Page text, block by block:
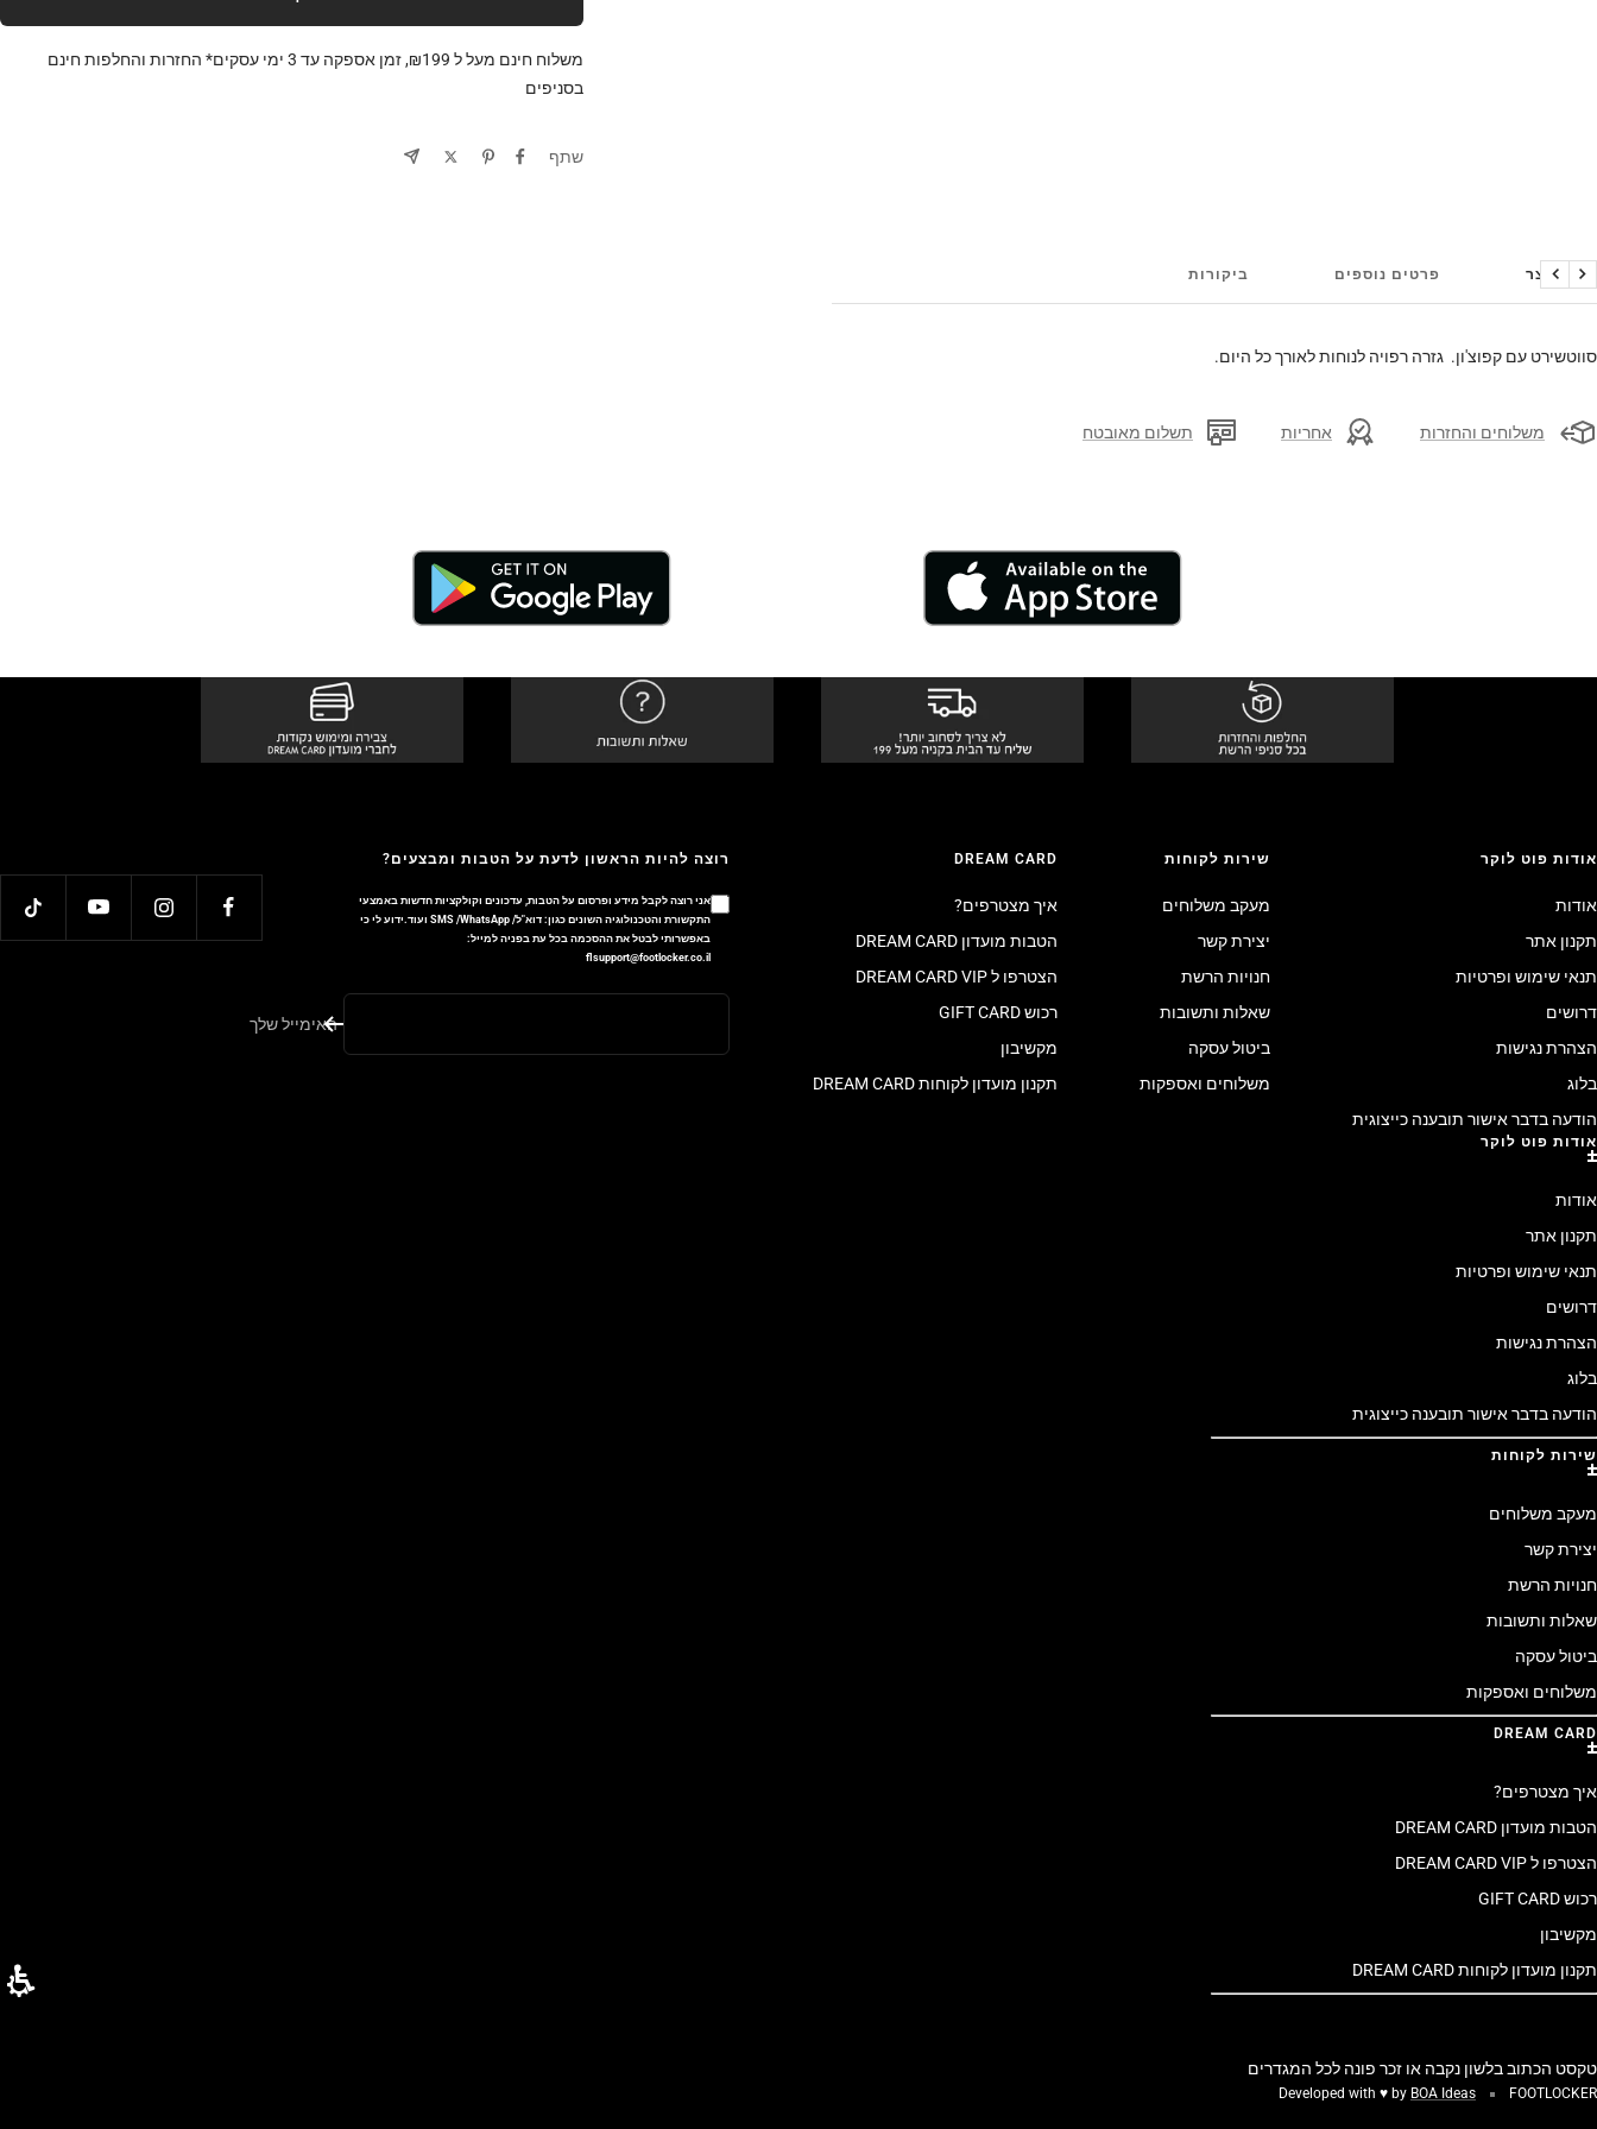
משלוח חינם מעל ל ₪199, זמן אספקה עד 3 ימי עסקים* החזרות והחלפות חינם
בסניפים
שתף
על המוצר פרטים נוספים ביקורות
הקודם
הבא
סווטשירט עם קפוצ'ון. גזרה רפויה לנוחות לאורך כל היום.
משלוחים והחזרות אחריות תשלום מאובטח
אודות פוט לוקר
אודות
תקנון אתר
תנאי שימוש ופרטיות
דרושים
הצהרת נגישות
בלוג
הודעה בדבר אישור תובענה כייצוגית
שירות לקוחות
מעקב משלוחים
יצירת קשר
חנויות הרשת
שאלות ותשובות
ביטול עסקה
משלוחים ואספקות
DREAM CARD
איך מצטרפים?
הטבות מועדון DREAM CARD
הצטרפו ל DREAM CARD VIP
רכוש GIFT CARD
מקשיבון
תקנון מועדון לקוחות DREAM CARD
רוצה להיות הראשון לדעת על הטבות ומבצעים?
אני רוצה לקבל מידע ופרסום על הטבות, עדכונים וקולקציות חדשות באמצעי
התקשורת והטכנולוגיה השונים כגון: דוא"ל/ SMS /WhatsApp ועוד.ידוע לי כי
באפשרותי לבטל את ההסכמה בכל עת בפניה למייל:
flsupport@footlocker.co.il
האימייל שלך
אודות פוט לוקר
אודות
תקנון אתר
תנאי שימוש ופרטיות
דרושים
הצהרת נגישות
בלוג
הודעה בדבר אישור תובענה כייצוגית
שירות לקוחות
מעקב משלוחים
יצירת קשר
חנויות הרשת
שאלות ותשובות
ביטול עסקה
משלוחים ואספקות
DREAM CARD
איך מצטרפים?
הטבות מועדון DREAM CARD
הצטרפו ל DREAM CARD VIP
רכוש GIFT CARD
מקשיבון
תקנון מועדון לקוחות DREAM CARD
טקסט הכתוב בלשון נקבה או זכר פונה לכל המגדרים
FOOTLOCKER
Developed with ♥ by BOA Ideas